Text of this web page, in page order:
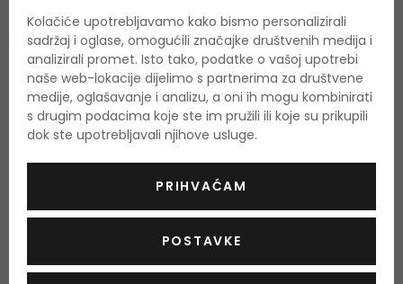
Srednje note
jasmin, đurđevak, ruža, malina, breskva, tuberoza, šljiva
Bazne note
ambra, kedar, vanilija
O proizvodu
Kolačiće upotrebljavamo kako bismo personalizirali
sadržaj i oglase, omogućili značajke društvenih medija i
analizirali promet. Isto tako, podatke o vašoj upotrebi
naše web-lokacije dijelimo s partnerima za društvene
medije, oglašavanje i analizu, a oni ih mogu kombinirati
s drugim podacima koje ste im pružili ili koje su prikupili
dok ste upotrebljavali njihove usluge.
PRIHVAĆAM
POSTAVKE